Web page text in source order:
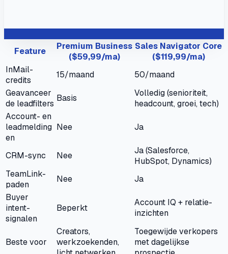
Feature
Premium Business
($59,99/ma)
Sales Navigator Core
($119,99/ma)
InMail-
credits
15/maand
50/maand
Geavanceer
de leadfilters
Basis
Volledig (senioriteit,
headcount, groei, tech)
Account- en
leadmelding
en
Nee Ja
CRM-sync Nee
Ja (Salesforce,
HubSpot, Dynamics)
TeamLink-
paden
Nee
Ja
Buyer
intent-
signalen
Beperkt
Account IQ + relatie-
inzichten
Beste voor
Creators,
werkzoekenden,
Toegewijde verkopers
met dagelijkse